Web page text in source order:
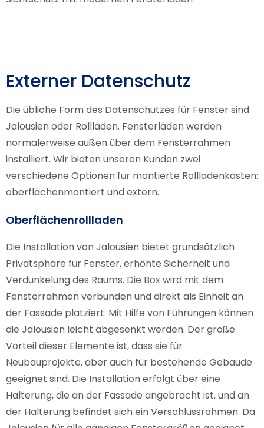
Externer Datenschutz
Die übliche Form des Datenschutzes für Fenster sind
Jalousien oder Rollläden. Fensterläden werden
normalerweise außen über dem Fensterrahmen
installiert. Wir bieten unseren Kunden zwei
verschiedene Optionen für montierte Rollladenkästen:
oberflächenmontiert und extern.
Oberflächenrollladen
Die Installation von Jalousien bietet grundsätzlich
Privatsphäre für Fenster, erhöhte Sicherheit und
Verdunkelung des Raums. Die Box wird mit dem
Fensterrahmen verbunden und direkt als Einheit an
der Fassade platziert. Mit Hilfe von Führungen können
die Jalousien leicht abgesenkt werden. Der große
Vorteil dieser Elemente ist, dass sie für
Neubauprojekte, aber auch für bestehende Gebäude
geeignet sind. Die Installation erfolgt über eine
Halterung, die an der Fassade angebracht ist, und an
der Halterung befindet sich ein Verschlussrahmen. Da